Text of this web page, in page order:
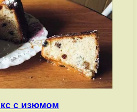
с изюмом